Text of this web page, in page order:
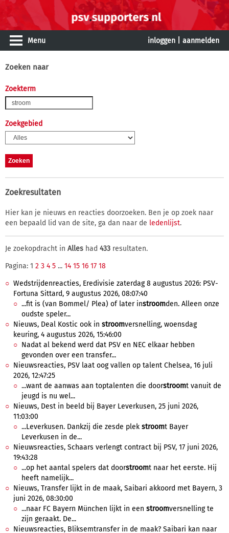
Menu inloggen aanmelden
Zoeken naar
Zoekterm
Zoekgebied
Zoekresultaten
Hier kan je nieuws en reacties doorzoeken. Ben je op zoek naar
een bepaald lid van de site, ga dan naar de ledenlijst.
Je zoekopdracht in Alles had 433 resultaten.
Pagina: 1 2 3 4 5 ... 14 15 16 17 18
Wedstrijdenreacties, Eredivisie zaterdag 8 augustus 2026: PSV-
Fortuna Sittard, 9 augustus 2026, 08:07:40
...fit is (van Bommel/ Plea) of later instroomden. Alleen onze
oudste speler...
Nieuws, Deal Kostic ook in stroomversnelling, woensdag
keuring, 4 augustus 2026, 15:46:00
Nadat al bekend werd dat PSV en NEC elkaar hebben
gevonden over een transfer...
Nieuwsreacties, PSV laat oog vallen op talent Chelsea, 16 juli
2026, 12:47:25
...want de aanwas aan toptalenten die doorstroomt vanuit de
jeugd is nu wel...
Nieuws, Dest in beeld bij Bayer Leverkusen, 25 juni 2026,
11:03:00
...Leverkusen. Dankzij die zesde plek stroomt Bayer
Leverkusen in de...
Nieuwsreacties, Schaars verlengt contract bij PSV, 17 juni 2026,
19:43:28
...op het aantal spelers dat doorstroomt naar het eerste. Hij
heeft namelijk...
Nieuws, Transfer lijkt in de maak, Saibari akkoord met Bayern, 3
juni 2026, 08:30:00
...naar FC Bayern München lijkt in een stroomversnelling te
zijn geraakt. De...
Nieuwsreacties, Bliksemtransfer in de maak? Saibari kan naar